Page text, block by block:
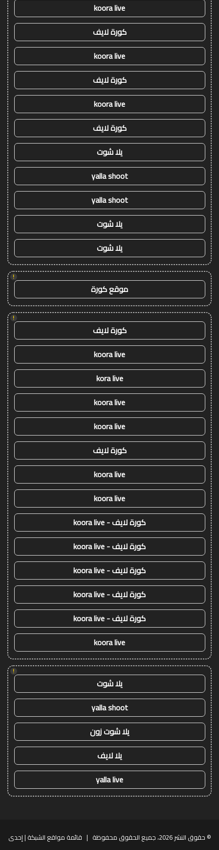
koora live
كورة لايف
koora live
كورة لايف
koora live
كورة لايف
يلا شوت
yalla shoot
yalla shoot
يلا شوت
يلا شوت
!
موقع كورة
!
كورة لايف
koora live
kora live
koora live
koora live
كورة لايف
koora live
koora live
كورة لايف - koora live
كورة لايف - koora live
كورة لايف - koora live
كورة لايف - koora live
كورة لايف - koora live
koora live
!
يلا شوت
yalla shoot
يلا شوت زون
يلا لايف
yalla live
© حقوق النشر 2026، جميع الحقوق محفوظة | قائمة مواقع الشبكة | إحدى